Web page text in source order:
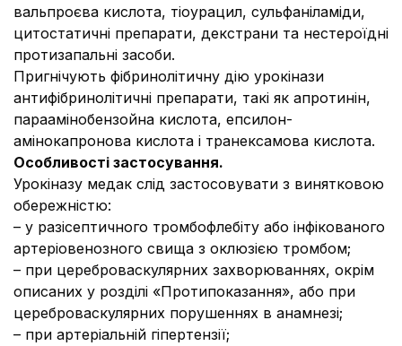
вальпроєва кислота, тіоурацил, сульфаніламіди,
цитостатичні препарати, декстрани та нестероїдні
протизапальні засоби.
Пригнічують фібринолітичну дію урокінази
антифібринолітичні препарати, такі як апротинін,
параамінобензойна кислота, епсилон-
амінокапронова кислота і транексамова кислота.
Особливості застосування.
Урокіназу медак слід застосовувати з винятковою
обережністю:
– у разісептичного тромбофлебіту або інфікованого
артеріовенозного свища з оклюзією тромбом;
– при цереброваскулярних захворюваннях, окрім
описаних у розділі «Протипоказання», або при
цереброваскулярних порушеннях в анамнезі;
– при артеріальній гіпертензії;